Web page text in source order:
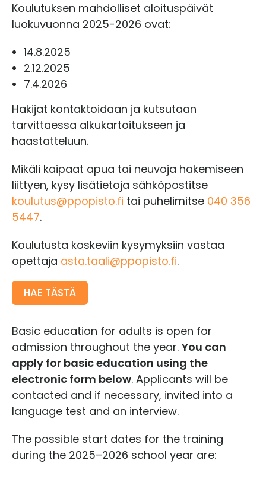
Koulutuksen mahdolliset aloituspäivät
luokuvuonna 2025-2026 ovat:
14.8.2025
2.12.2025
7.4.2026
Hakijat kontaktoidaan ja kutsutaan
tarvittaessa alkukartoitukseen ja
haastatteluun.
Mikäli kaipaat apua tai neuvoja hakemiseen
liittyen, kysy lisätietoja sähköpostitse
koulutus@ppopisto.fi tai puhelimitse 040 356
5447.
Koulutusta koskeviin kysymyksiin vastaa
opettaja asta.taali@ppopisto.fi.
HAE TÄSTÄ
Basic education for adults is open for
admission throughout the year. You can
apply for basic education using the
electronic form below. Applicants will be
contacted and if necessary, invited into a
language test and an interview.
The possible start dates for the training
during the 2025–2026 school year are: